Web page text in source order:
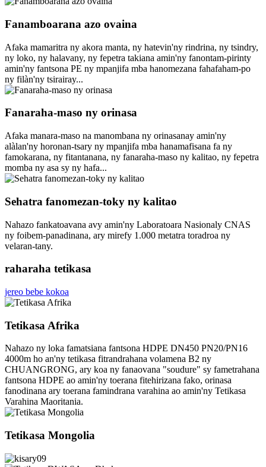
Fanamboarana azo ovaina
Afaka mamaritra ny akora manta, ny hatevin'ny rindrina, ny tsindry,
ny loko, ny halavany, ny fepetra takiana amin'ny fanontam-pirinty
amin'ny fantsona PE ny mpanjifa mba hanomezana fahafaham-po
ny filàn'ny tsirairay...
Fanaraha-maso ny orinasa
Afaka manara-maso na manombana ny orinasanay amin'ny
alàlan'ny horonan-tsary ny mpanjifa mba hanamafisana fa ny
famokarana, ny fitantanana, ny fanaraha-maso ny kalitao, ny fepetra
momba ny asa sy ny hafa...
Sehatra fanomezan-toky ny kalitao
Nahazo fankatoavana avy amin'ny Laboratoara Nasionaly CNAS
ny foibem-panadinana, ary mirefy 1.000 metatra toradroa ny
velaran-tany.
raharaha tetikasa
jereo bebe kokoa
Tetikasa Afrika
Nahazo ny loka famatsiana fantsona HDPE DN450 PN20/PN16
4000m ho an'ny tetikasa fitrandrahana volamena B2 ny
CHUANGRONG, ary koa ny fanaovana "soudure" sy fametrahana
fantsona HDPE ao amin'ny toerana fitehirizana fako, orinasa
fanodinana ary toerana famindrana varahina ao amin'ny Tetikasa
Varahina Maoritania.
Tetikasa Mongolia